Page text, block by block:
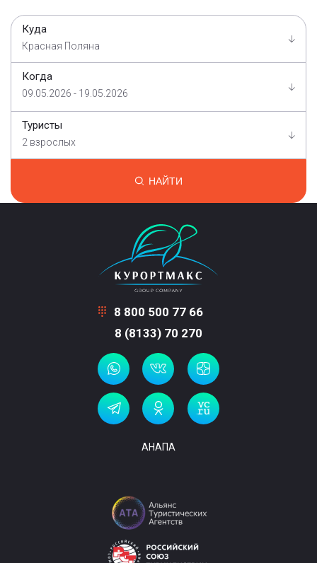
Куда
Красная Поляна
Когда
09.05.2026 - 19.05.2026
Туристы
2 взрослых
НАЙТИ
8 800 500 77 66
8 (8133) 70 270
АНАПА